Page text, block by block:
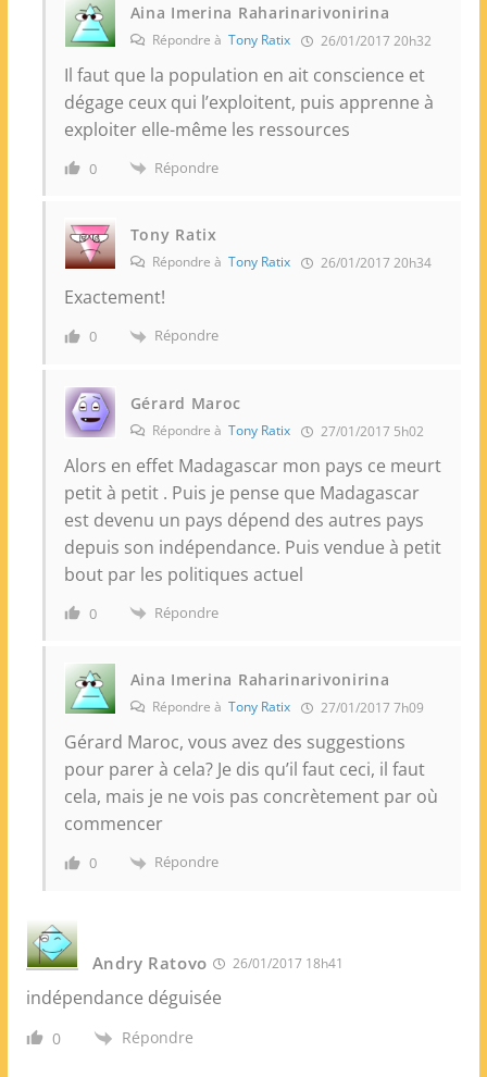
Aina Imerina Raharinarivonirina
Répondre à Tony Ratix 26/01/2017 20h32
Il faut que la population en ait conscience et
dégage ceux qui l’exploitent, puis apprenne à
exploiter elle-même les ressources
0 Répondre
Tony Ratix
Répondre à Tony Ratix 26/01/2017 20h34
Exactement!
0 Répondre
Gérard Maroc
Répondre à Tony Ratix 27/01/2017 5h02
Alors en effet Madagascar mon pays ce meurt
petit à petit . Puis je pense que Madagascar
est devenu un pays dépend des autres pays
depuis son indépendance. Puis vendue à petit
bout par les politiques actuel
0 Répondre
Aina Imerina Raharinarivonirina
Répondre à Tony Ratix 27/01/2017 7h09
Gérard Maroc, vous avez des suggestions
pour parer à cela? Je dis qu’il faut ceci, il faut
cela, mais je ne vois pas concrètement par où
commencer
0 Répondre
Andry Ratovo 26/01/2017 18h41
indépendance déguisée
0 Répondre